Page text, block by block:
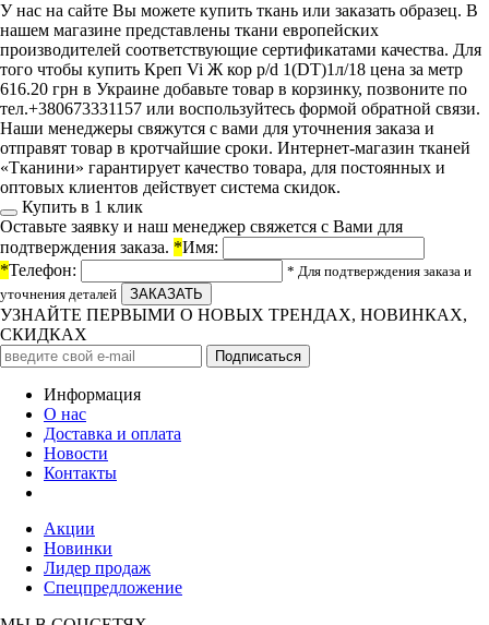
У нас на сайте Вы можете купить ткань или заказать образец. В
нашем магазине представлены ткани европейских
производителей соответствующие сертификатами качества. Для
того чтобы купить Креп Vi Ж кор p/d 1(DT)1л/18 цена за метр
616.20 грн в Украине добавьте товар в корзинку, позвоните по
тел.+380673331157 или воспользуйтесь формой обратной связи.
Наши менеджеры свяжутся с вами для уточнения заказа и
отправят товар в кротчайшие сроки. Интернет-магазин тканей
«Тканини» гарантирует качество товара, для постоянных и
оптовых клиентов действует система скидок.
Купить в 1 клик
Оставьте заявку и наш менеджер свяжется с Вами для
подтверждения заказа. *Имя:
*Телефон:
* Для подтверждения заказа и
уточнения деталей
УЗНАЙТЕ ПЕРВЫМИ О НОВЫХ ТРЕНДАХ, НОВИНКАХ,
СКИДКАХ
Информация
О нас
Доставка и оплата
Новости
Контакты
Акции
Новинки
Лидер продаж
Спецпредложение